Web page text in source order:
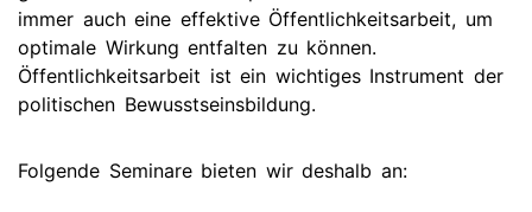
immer auch eine effektive Öffentlichkeitsarbeit, um
optimale Wirkung entfalten zu können.
Öffentlichkeitsarbeit ist ein wichtiges Instrument der
politischen Bewusstseinsbildung.
Folgende Seminare bieten wir deshalb an: